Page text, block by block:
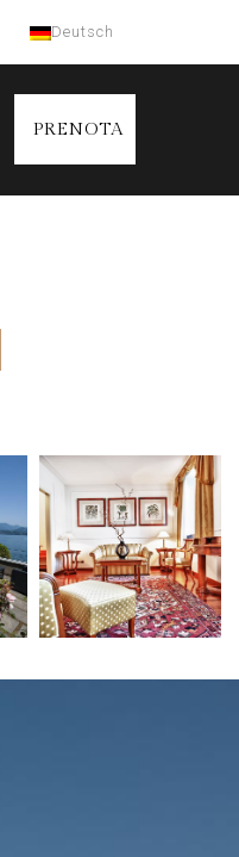
Deutsch
PRENOTA